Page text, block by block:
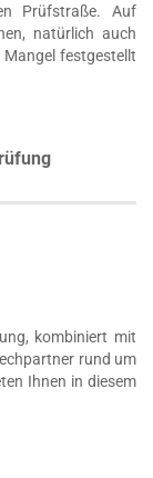
Prüfstraße. Auf
natürlich auch
Mangel festgestellt
kombiniert mit
rund um
Ihnen in diesem